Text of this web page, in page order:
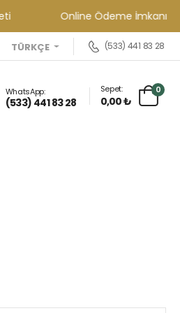
Online Ödeme İmkanı
TÜRKÇE (533) 441 83 28
WhatsApp:
(533) 441 83 28
Sepet:
0,00 ₺
0